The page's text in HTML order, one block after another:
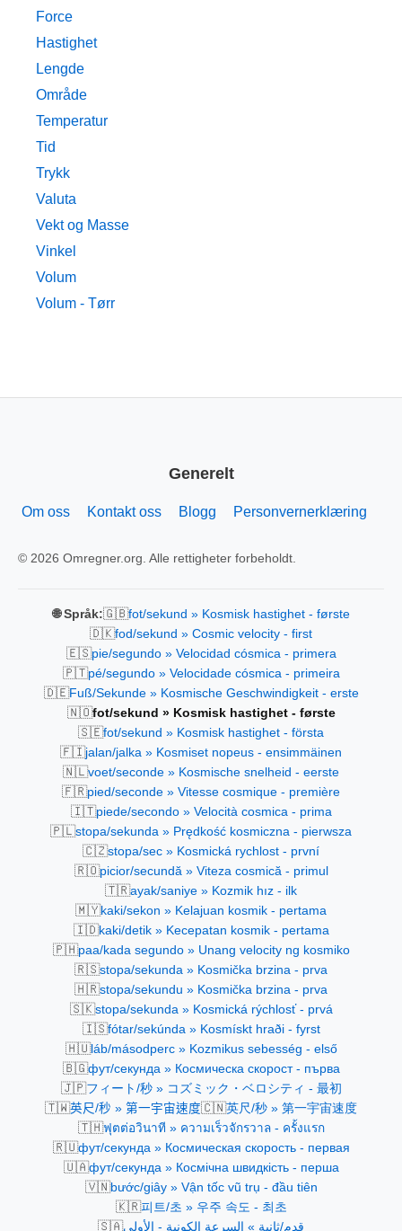
Force
Hastighet
Lengde
Område
Temperatur
Tid
Trykk
Valuta
Vekt og Masse
Vinkel
Volum
Volum - Tørr
Generelt
Om oss Kontakt oss Blogg Personvernerklæring
© 2026 Omregner.org. Alle rettigheter forbeholdt.
🌐 Språk:🇬🇧fot/sekund » Kosmisk hastighet - første
🇩🇰fod/sekund » Cosmic velocity - first
🇪🇸pie/segundo » Velocidad cósmica - primera
🇵🇹pé/segundo » Velocidade cósmica - primeira
🇩🇪Fuß/Sekunde » Kosmische Geschwindigkeit - erste
🇳🇴fot/sekund » Kosmisk hastighet - første
🇸🇪fot/sekund » Kosmisk hastighet - första
🇫🇮jalan/jalka » Kosmiset nopeus - ensimmäinen
🇳🇱voet/seconde » Kosmische snelheid - eerste
🇫🇷pied/seconde » Vitesse cosmique - première
🇮🇹piede/secondo » Velocità cosmica - prima
🇵🇱stopa/sekunda » Prędkość kosmiczna - pierwsza
🇨🇿stopa/sec » Kosmická rychlost - první
🇷🇴picior/secundă » Viteza cosmică - primul
🇹🇷ayak/saniye » Kozmik hız - ilk
🇲🇾kaki/sekon » Kelajuan kosmik - pertama
🇮🇩kaki/detik » Kecepatan kosmik - pertama
🇵🇭paa/kada segundo » Unang velocity ng kosmiko
🇷🇸stopa/sekunda » Kosmička brzina - prva
🇭🇷stopa/sekundu » Kosmička brzina - prva
🇸🇰stopa/sekunda » Kosmická rýchlosť - prvá
🇮🇸fótar/sekúnda » Kosmískt hraði - fyrst
🇭🇺láb/másodperc » Kozmikus sebesség - első
🇧🇬фут/секунда » Космическа скорост - първа
🇯🇵フィート/秒 » コズミック・ベロシティ - 最初
🇹🇼英尺/秒 » 第一宇宙速度🇨🇳英尺/秒 » 第一宇宙速度
🇹🇭ฟุตต่อวินาที » ความเร็วจักรวาล - ครั้งแรก
🇷🇺фут/секунда » Космическая скорость - первая
🇺🇦фут/секунда » Космічна швидкість - перша
🇻🇳bước/giây » Vận tốc vũ trụ - đầu tiên
🇰🇷피트/초 » 우주 속도 - 최초
🇸🇦قدم/ثانية » السرعة الكونية - الأولى